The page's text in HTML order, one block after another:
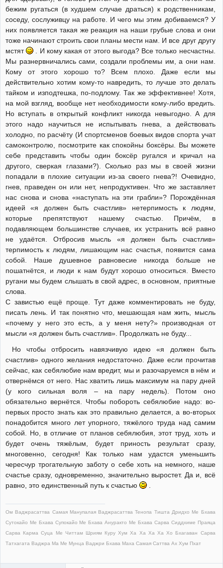
бежим ругаться (в худшем случае драться) к родственникам,
соседу, сослуживцу на работе. И чего мы этим добиваемся? У
них появляется такая же реакция на наши грубые слова и они
тоже начинают строить свои планы мести нам. И все друг другу
мстят
. И кому какая от этого выгода? Все только несчастны.
Мы разнервничались сами, создали проблемы им, а они нам.
Кому от этого хорошо то? Всем плохо. Даже если мы
действительно хотим кому-то навредить, то лучше это делать
тайком и изподтешка, по-подлому. Так же эффективнее! Хотя,
на мой взгляд, вообще нет необходимости кому-либо вредить.
Но вступать в открытый конфликт никогда невыгодно. А для
этого надо научиться не испытывать гнева, а действовать
холодно, по расчёту (И спортсменов боевых видов спорта учат
самоконтролю, посмотрите как спокойны боксёры. Вы можете
себе представить чтобы один боксёр ругался и кричал на
другого, сверкая глазами?). Сколько раз мы в своей жизни
попадали в плохие ситуации из-за своего гнева?! Очевидно,
гнев, праведен он или нет, непродуктивен. Что же заставляет
нас снова и снова «наступать на эти грабли»? Порождённая
идеей «я должен быть счастлив» нетерпимость к людям,
которые препятствуют нашему счастью. Причём, в
подавляющем большинстве случаев, их устранить всё равно
не удаётся. Отбросив мысль «я должен быть счастлив»
терпимость к людям, лишающим нас счастья, появится сама
собой. Наше душевное равновесие никогда больше не
пошатнётся, и люди к нам будут хорошо относиться. Вместо
ругани мы будем слышать в свой адрес, в основном, приятные
слова.
С завистью ещё проще. Тут даже комментировать не буду,
писать лень. И так понятно что, мешающая нам жить, мысль
«почему у него это есть, а у меня нету?» производная от
мысли «я должен быть счастлив». Продолжать не буду...
Но чтобы отбросить навязчивую идею «я должен быть
счастлив» одного желания недостаточно. Даже если прочитав
сейчас, как себялюбие нам вредит, мы и разочаруемся в нём и
отвернёмся от него. Нас хватить лишь максимум на пару дней
(у кого сильная воля – на пару недель). Потом оно
обязательно вернётся. Чтобы побороть себялюбие надо: во-
первых просто знать как это правильно делается, а во-вторых
понадобится много лет упорного, тяжёлого труда над самим
собой. Но, в отличие от планов себялюбия, этот труд, хоть и
будет очень тяжёлым, будет приность результат сразу,
многовенно, сегодня! Как только нам удастся уменьшить
чересчур трогательную заботу о себе хоть на немного, наше
счастье сразу, одновременно, значительно выростет. Да и, всё
равно, это единственный путь к счастью
.
Ом Ваджрасаттва Самая Манупалая Ваджрасаттва Тенопа Тишта Дридхо Ме Бхава
Сутокайо Ме Бхава Супокайо Ме Бхава Ануракто Ме Бхава Сарва Сиддхиме Праяца
Сарва Карма Суца Ме Читтам Шриям Куру Хум Ха Ха Ха Ха Хо Бхагаван Сарва
Татхагата Ваджра Ма Ме Мунца Ваджри Бхава Маха Самая Саттва Ах Хум Пхат